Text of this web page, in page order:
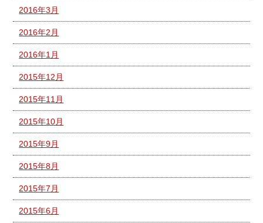
2016年3月
2016年2月
2016年1月
2015年12月
2015年11月
2015年10月
2015年9月
2015年8月
2015年7月
2015年6月